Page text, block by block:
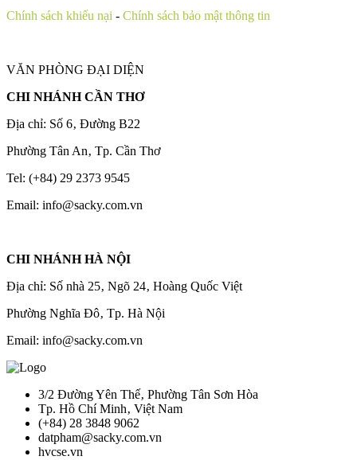
Chính sách khiếu nại - Chính sách bảo mật thông tin
VĂN PHÒNG ĐẠI DIỆN
CHI NHÁNH CẦN THƠ
Địa chỉ: Số 6‚ Đường B22
Phường Tân An‚ Tp. Cần Thơ
Tel: (+84) 29 2373 9545
Email: info@sacky.com.vn
CHI NHÁNH HÀ NỘI
Địa chỉ: Số nhà 25‚ Ngõ 24‚ Hoàng Quốc Việt
Phường Nghĩa Đô‚ Tp. Hà Nội
Email: info@sacky.com.vn
3/2 Đường Yên Thế‚ Phường Tân Sơn Hòa
Tp. Hồ Chí Minh‚ Việt Nam
(+84) 28 3848 9062
datpham@sacky.com.vn
hvcse.vn